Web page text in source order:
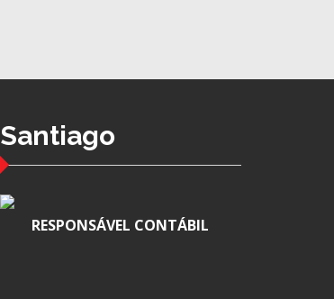
Santiago
RESPONSÁVEL CONTÁBIL